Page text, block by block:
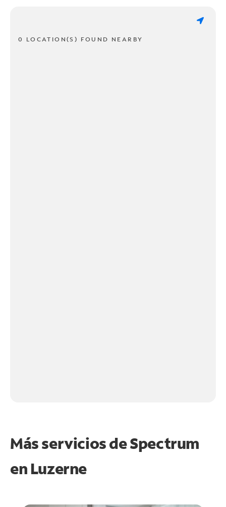
0 LOCATION(S) FOUND NEARBY
Más servicios de Spectrum
en Luzerne